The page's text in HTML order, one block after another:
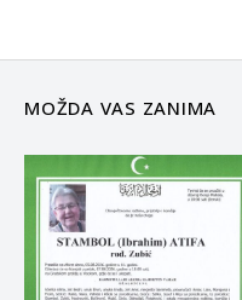
MOŽDA VAS ZANIMA